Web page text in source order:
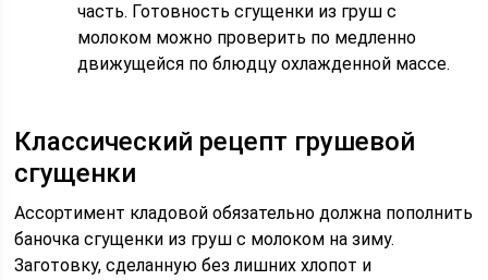
часть. Готовность сгущенки из груш с
молоком можно проверить по медленно
движущейся по блюдцу охлажденной массе.
Классический рецепт грушевой
сгущенки
Ассортимент кладовой обязательно должна пополнить
баночка сгущенки из груш с молоком на зиму.
Заготовку, сделанную без лишних хлопот и